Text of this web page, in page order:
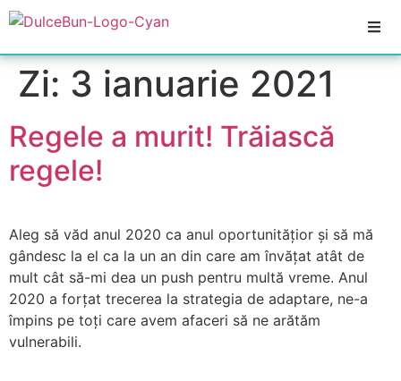
Zi: 3 ianuarie 2021
Regele a murit! Trăiască
regele!
Aleg să văd anul 2020 ca anul oportunitățior și să mă
gândesc la el ca la un an din care am învățat atât de
mult cât să-mi dea un push pentru multă vreme. Anul
2020 a forțat trecerea la strategia de adaptare, ne-a
împins pe toți care avem afaceri să ne arătăm
vulnerabili.